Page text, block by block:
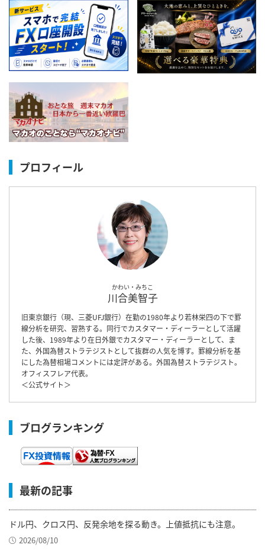
プロフィール
かわい・みちこ
川合美智子
旧東京銀行（現、三菱UFJ銀行）在勤の1980年より若林栄四の下で罫
線分析を研究、習熟する。同行でカスタマー・ディーラーとして活躍
した後、1989年より在日外銀でカスタマー・ディーラーとして、ま
た、外国為替ストラテジストとして抜群の人気を博す。罫線分析を基
にした為替相場コメントには定評がある。外国為替ストラテジスト。
オフィスフレア代表。
＜公式サイト＞
ブログランキング
最新の記事
ドル円、クロス円、反発余地を探る動き。上値抵抗にも注意。
2026/08/10